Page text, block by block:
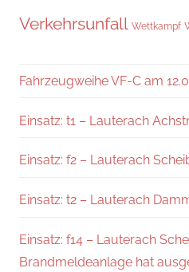
Verkehrsunfall Wettkampf
Fahrzeugweihe VF-C am
Einsatz: t1 – Lauterach
Einsatz: f2 – Lauterach
Einsatz: t2 – Lauterach
Einsatz: f14 – Lauterach
Brandmeldeanlage hat